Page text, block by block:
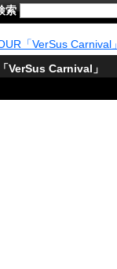
索
「VerSus Carnival」
VerSus Carnival」